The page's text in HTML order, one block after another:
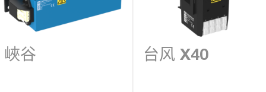
关于PTC
联系我们
峽谷 台风 X40